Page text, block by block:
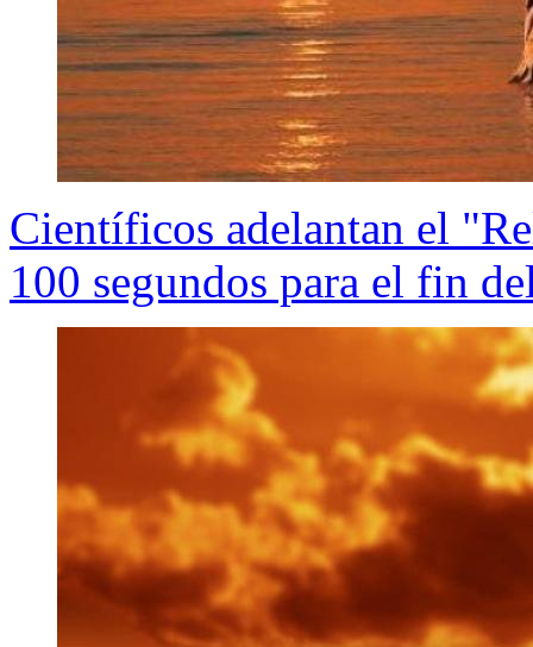
Científicos adelantan el
100 segundos para el fin